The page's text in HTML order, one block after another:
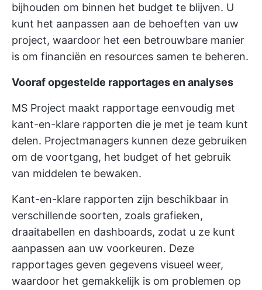
bijhouden om binnen het budget te blijven. U
kunt het aanpassen aan de behoeften van uw
project, waardoor het een betrouwbare manier
is om financiën en resources samen te beheren.
Vooraf opgestelde rapportages en analyses
MS Project maakt rapportage eenvoudig met
kant-en-klare rapporten die je met je team kunt
delen. Projectmanagers kunnen deze gebruiken
om de voortgang, het budget of het gebruik
van middelen te bewaken.
Kant-en-klare rapporten zijn beschikbaar in
verschillende soorten, zoals grafieken,
draaitabellen en dashboards, zodat u ze kunt
aanpassen aan uw voorkeuren. Deze
rapportages geven gegevens visueel weer,
waardoor het gemakkelijk is om problemen op